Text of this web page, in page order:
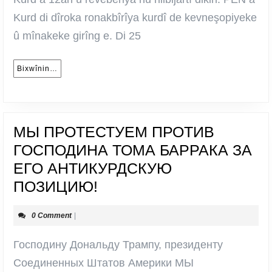
Kurd di dîroka ronakbîrîya kurdî de kevneşopiyeke
û mînakeke girîng e. Di 25
Bixwînin…
МЫ ПРОТЕСТУЕМ ПРОТИВ
ГОСПОДИНА ТОМА БАРРАКА ЗА
ЕГО АНТИКУРДСКУЮ
ПОЗИЦИЮ!
ГОСПОДИНА
ТОМА
0 Comment |
Господину Дональду Трампу, президенту
Соединенных Штатов Америки МЫ